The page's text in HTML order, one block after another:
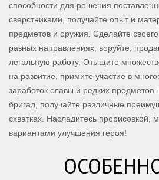
способности для решения
сверстниками, получайте опыт и
предметов и оружия. Сделайте
разных направлениях, воруйте,
легальную работу. Отыщите
на развитие, примите участие в
заработок славы и редких
бригад, получайте различные
схватках. Насладитесь прорисовкой,
вариантами улучшения героя!